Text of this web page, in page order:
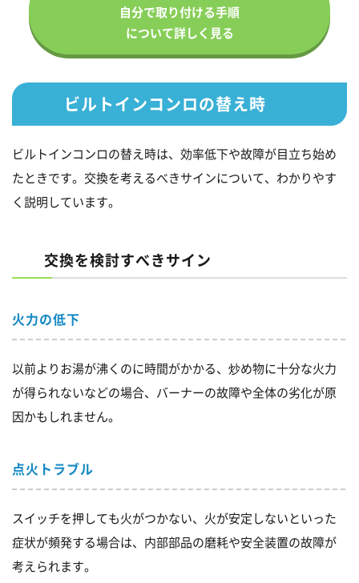
自分で取り付ける手順
について詳しく見る
ビルトインコンロの替え時
ビルトインコンロの替え時は、効率低下や故障が目立ち始め
たときです。交換を考えるべきサインについて、わかりやす
く説明しています。
交換を検討すべきサイン
火力の低下
以前よりお湯が沸くのに時間がかかる、炒め物に十分な火力
が得られないなどの場合、バーナーの故障や全体の劣化が原
因かもしれません。
点火トラブル
スイッチを押しても火がつかない、火が安定しないといった
症状が頻発する場合は、内部部品の磨耗や安全装置の故障が
考えられます。